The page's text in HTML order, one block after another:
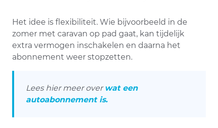
Het idee is flexibiliteit. Wie bijvoorbeeld in de
zomer met caravan op pad gaat, kan tijdelijk
extra vermogen inschakelen en daarna het
abonnement weer stopzetten.
Lees hier meer over wat een
autoabonnement is.